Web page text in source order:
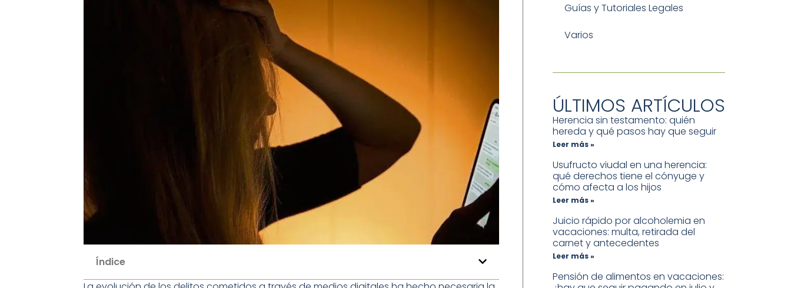
Índice
Guías y Tutoriales Legales
Varios
ÚLTIMOS ARTÍCULOS
Herencia sin testamento: quién
hereda y qué pasos hay que seguir
Leer más »
Usufructo viudal en una herencia:
qué derechos tiene el cónyuge y
cómo afecta a los hijos
Leer más »
Juicio rápido por alcoholemia en
vacaciones: multa, retirada del
carnet y antecedentes
Leer más »
Pensión de alimentos en vacaciones: